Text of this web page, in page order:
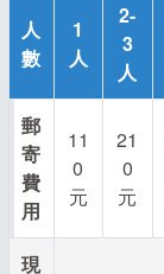
人
數
1
人
2-
3
人
郵
寄
費
用
11
0
元
21
0
元
現